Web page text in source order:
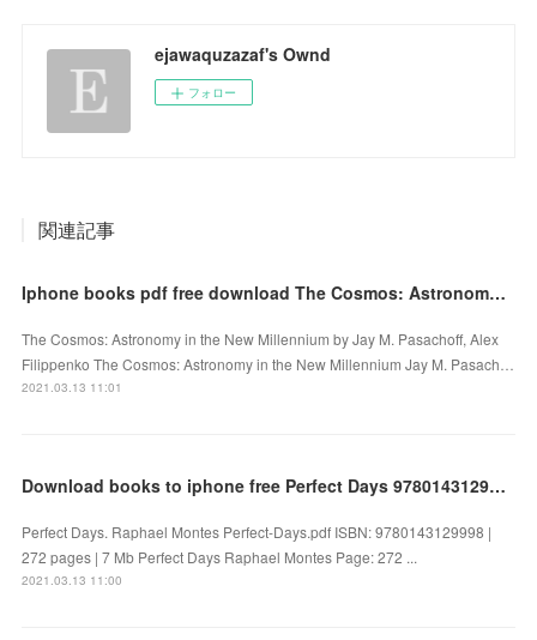
ejawaquzazaf's Ownd
フォロー
関連記事
Iphone books pdf free download The Cosmos: Astronomy in the New Millennium 9781108431385 ePub PDB
The Cosmos: Astronomy in the New Millennium by Jay M. Pasachoff, Alex
Filippenko The Cosmos: Astronomy in the New Millennium Jay M. Pasach…
2021.03.13 11:01
Download books to iphone free Perfect Days 9780143129998
Perfect Days. Raphael Montes Perfect-Days.pdf ISBN: 9780143129998 |
272 pages | 7 Mb Perfect Days Raphael Montes Page: 272 ...
2021.03.13 11:00